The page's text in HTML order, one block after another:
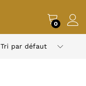
0
Tri par défaut